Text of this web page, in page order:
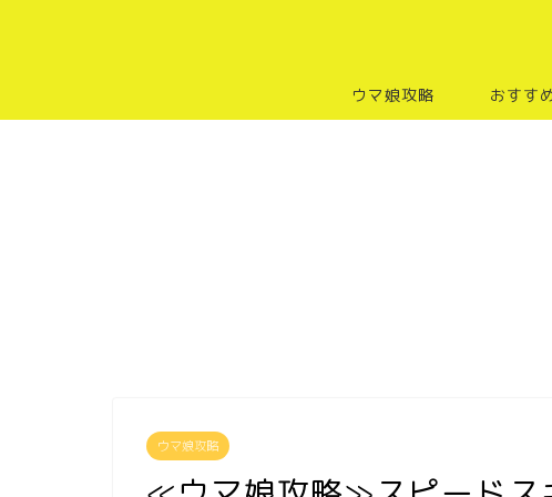
ウマ娘攻略 おすす
ウマ娘攻略